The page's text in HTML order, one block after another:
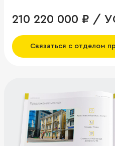
210 220 000 ₽ /
Связаться с отделом